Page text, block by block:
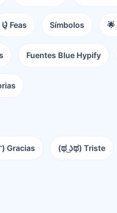
U̵̮̽ Feas Símbolos
Fuentes Blue Hypify
Gracias (ಥ ͜ʖಥ) Triste